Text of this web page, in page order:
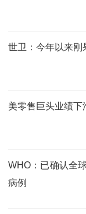
世卫：今年以来刚
美零售巨头业绩下
WHO：已确认全
病例